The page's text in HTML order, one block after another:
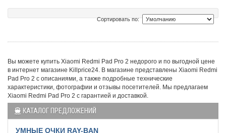
Сортировать по:
Вы можете купить Xiaomi Redmi Pad Pro 2 недорого и по выгодной цене
в интернет магазине Killprice24. В магазине представлены Xiaomi Redmi
Pad Pro 2 с описаниями, а также подробные технические
характеристики, фотографии и отзывы посетителей. Мы предлагаем
Xiaomi Redmi Pad Pro 2 с гарантией и доставкой.
КАТАЛОГ ПРЕДЛОЖЕНИЙ
УМНЫЕ ОЧКИ RAY-BAN